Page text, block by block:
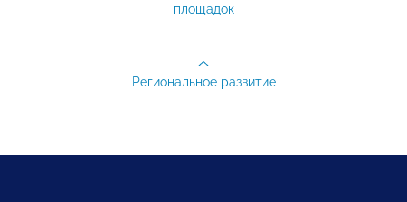
площадок
Региональное развитие